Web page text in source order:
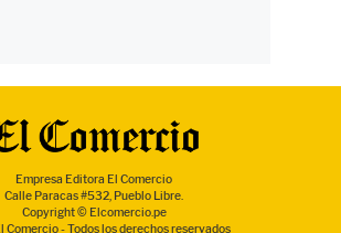
Empresa Editora El Comercio
Calle Paracas #532, Pueblo Libre.
Copyright © Elcomercio.pe
Comercio - Todos los derechos reservados